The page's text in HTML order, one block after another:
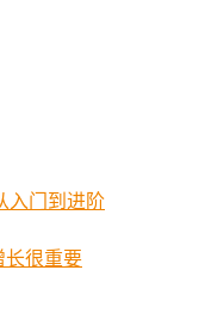
入门到进阶
长很重要